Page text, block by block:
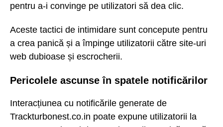
pentru a-i convinge pe utilizatori să dea clic.
Aceste tactici de intimidare sunt concepute pentru
a crea panică și a împinge utilizatorii către site-uri
web dubioase și escrocherii.
Pericolele ascunse în spatele notificărilor
Interacțiunea cu notificările generate de
Trackturbonest.co.in poate expune utilizatorii la